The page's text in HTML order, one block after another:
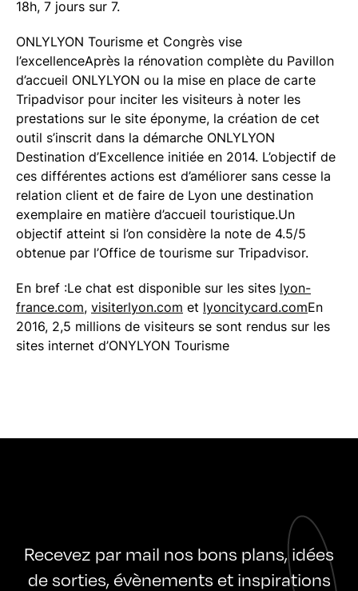
18h, 7 jours sur 7.
ONLYLYON Tourisme et Congrès vise
l’excellenceAprès la rénovation complète du Pavillon
d’accueil ONLYLYON ou la mise en place de carte
Tripadvisor pour inciter les visiteurs à noter les
prestations sur le site éponyme, la création de cet
outil s’inscrit dans la démarche ONLYLYON
Destination d’Excellence initiée en 2014. L’objectif de
ces différentes actions est d’améliorer sans cesse la
relation client et de faire de Lyon une destination
exemplaire en matière d’accueil touristique.Un
objectif atteint si l’on considère la note de 4.5/5
obtenue par l’Office de tourisme sur Tripadvisor.
En bref :Le chat est disponible sur les sites lyon-
france.com, visiterlyon.com et lyoncitycard.comEn
2016, 2,5 millions de visiteurs se sont rendus sur les
sites internet d’ONYLYON Tourisme
Recevez par mail nos bons plans, idées
de sorties, évènements et inspirations